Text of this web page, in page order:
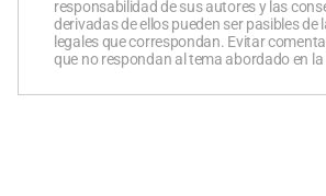
responsabilidad de sus autores y las
derivadas de ellos pueden ser pasibles de
legales que correspondan. Evitar
que no respondan al tema abordado en